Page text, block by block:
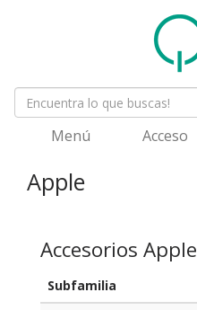
Menú Acceso
Apple
Accesorios Apple
Subfamilia